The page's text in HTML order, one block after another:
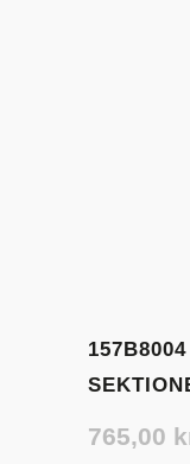
765,00